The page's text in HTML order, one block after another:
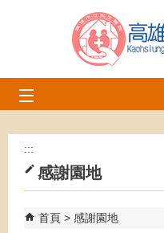
跳到主要內容區塊
:::
感謝園地
首頁 感謝園地